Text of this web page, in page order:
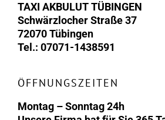
TAXI AKBULUT TÜBINGEN
Schwärzlocher Straße 37
72070 Tübingen
Tel.: 07071-1438591
ÖFFNUNGSZEITEN
Montag – Sonntag 24h